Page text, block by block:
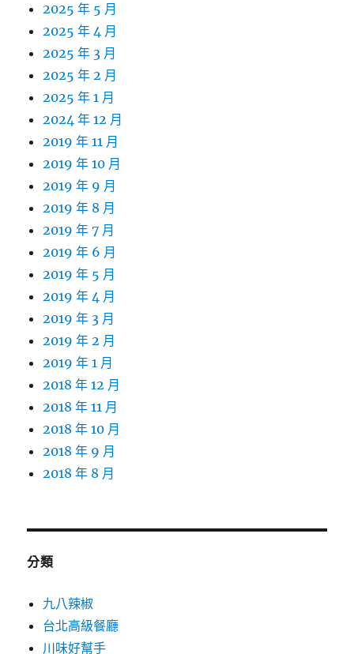
2025 年 5 月
2025 年 4 月
2025 年 3 月
2025 年 2 月
2025 年 1 月
2024 年 12 月
2019 年 11 月
2019 年 10 月
2019 年 9 月
2019 年 8 月
2019 年 7 月
2019 年 6 月
2019 年 5 月
2019 年 4 月
2019 年 3 月
2019 年 2 月
2019 年 1 月
2018 年 12 月
2018 年 11 月
2018 年 10 月
2018 年 9 月
2018 年 8 月
分類
九八辣椒
台北高級餐廳
川味好幫手